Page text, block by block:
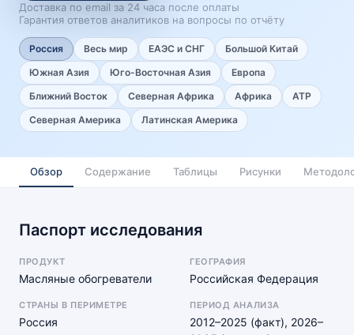
Доставка по email за 24 часа после оплаты
Гарантия ответов аналитиков на вопросы по отчёту
Россия Весь мир ЕАЭС и СНГ
Большой Китай
Южная Азия
Юго-Восточная Азия
Европа
Ближний Восток
Северная Африка Африка
АТР
Северная Америка
Латинская Америка
Обзор Содержание Таблицы Рисунки
Паспорт исследования
ПРОДУКТ
Масляные обогреватели
ГЕОГРАФИЯ
Российская Федерация
СТРАНЫ В ПЕРИМЕТРЕ
Россия
ПЕРИОД АНАЛИЗА
2012–2025 (факт), 2026–